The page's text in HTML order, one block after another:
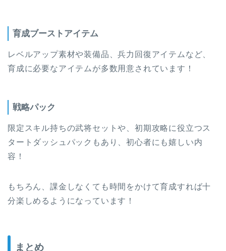
育成ブーストアイテム
レベルアップ素材や装備品、兵力回復アイテムなど、
育成に必要なアイテムが多数用意されています！
戦略パック
限定スキル持ちの武将セットや、初期攻略に役立つス
タートダッシュパックもあり、初心者にも嬉しい内
容！
もちろん、課金しなくても時間をかけて育成すれば十
分楽しめるようになっています！
まとめ